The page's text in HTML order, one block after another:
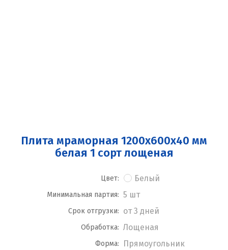
Плита мраморная 1200x600x40 мм
белая 1 сорт лощеная
Цвет: Белый
Минимальная партия: 5 шт
Срок отгрузки: от 3 дней
Обработка: Лощеная
Форма: Прямоугольник